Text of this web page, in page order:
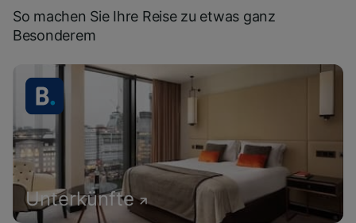
So machen Sie Ihre Reise zu etwas ganz
Besonderem
Unterkünfte